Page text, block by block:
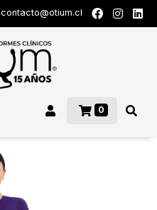
contacto@otium.cl
0